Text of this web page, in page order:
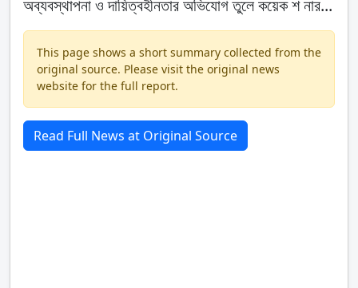
অব্যবস্থাপনা ও দায়িত্বহীনতার অভিযোগ তুলে কয়েক শ নার...
This page shows a short summary collected from the
original source. Please visit the original news
website for the full report.
Read Full News at Original Source